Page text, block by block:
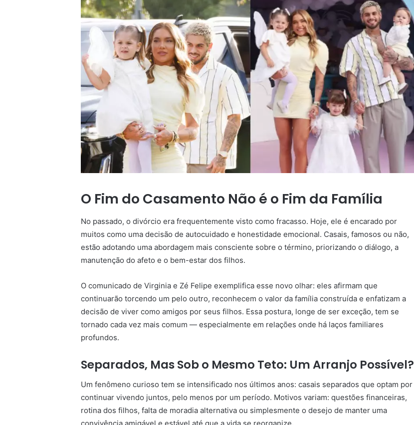
O Fim do Casamento Não é o Fim da Família
No passado, o divórcio era frequentemente visto como fracasso. Hoje, ele é encarado por
muitos como uma decisão de autocuidado e honestidade emocional. Casais, famosos ou não,
estão adotando uma abordagem mais consciente sobre o término, priorizando o diálogo, a
manutenção do afeto e o bem-estar dos filhos.
O comunicado de Virginia e Zé Felipe exemplifica esse novo olhar: eles afirmam que
continuarão torcendo um pelo outro, reconhecem o valor da família construída e enfatizam a
decisão de viver como amigos por seus filhos. Essa postura, longe de ser exceção, tem se
tornado cada vez mais comum — especialmente em relações onde há laços familiares
profundos.
Separados, Mas Sob o Mesmo Teto: Um Arranjo Possível?
Um fenômeno curioso tem se intensificado nos últimos anos: casais separados que optam por
continuar vivendo juntos, pelo menos por um período. Motivos variam: questões financeiras,
rotina dos filhos, falta de moradia alternativa ou simplesmente o desejo de manter uma